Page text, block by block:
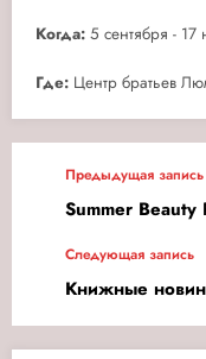
Когда: 5 сентября - 17
Где: Центр братьев
Предыдущая запись
Summer Beauty
Следующая запись
Книжные